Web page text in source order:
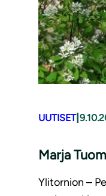
UUTISET|
Marja
Ylitornion –